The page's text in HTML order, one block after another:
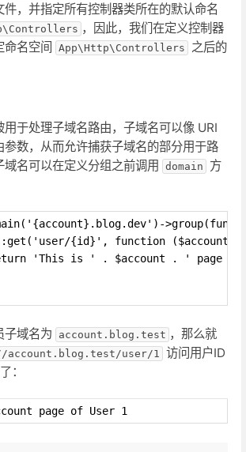
，并指定所有控制器类所在的默认命名
，因此，我们在定义控制器
命名空间
App\Http\Controllers
之后的
用于处理子域名路由，子域名可以像 URI
参数，从而允许捕获子域名的部分用于路
域名可以在定义分组之前调用
domain
方
{id}', function ($account,
'This is ' . $account . ' page of
子域名为 account.blog.test ，那么就
user/1 访问用户ID
：
page of User 1